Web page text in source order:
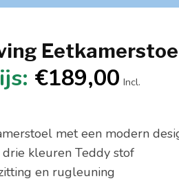
€189,00 Incl.
met een modern
kleuren Teddy stof
en rugleuning